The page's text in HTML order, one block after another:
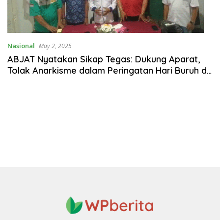
Nasional May 2, 2025
ABJAT Nyatakan Sikap Tegas: Dukung Aparat,
Tolak Anarkisme dalam Peringatan Hari Buruh di